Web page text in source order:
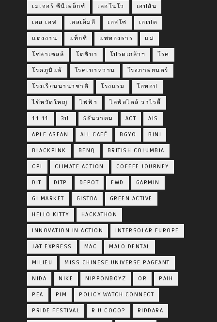
เมเจอร์ ซีนีเพล็กซ์ เลอโนโว เอปสัน
เอส เอฟ เอสเอ็มอี เอสโซ่ เอเปค
แต่งงาน แท็กซี่ แพทองธาร แม่
โซล่าเซลล์ โตชิบา โปรดเกล้าฯ โรค
โรคภูมิแพ้ โรคเบาหวาน โรงภาพยนตร์
โรงเรียนนานาชาติ โรงแรม โอทอป
ไข้หวัดใหญ่ ไฟฟ้า ไลฟ์สไตล์ วาไรตี้
11.11 3ป. 5ธันวาคม ACT AIS
APLF ASEAN ALL CAFÉ BGYO BINI
BLACKPINK BENQ BRITISH COLUMBIA
CPI CLIMATE ACTION COFFEE JOURNEY
DIT DITP DEPOT FWD GARMIN
GI MARKET GISTDA GREEN ACTIVE
HELLO KITTY HACKATHON
INNOVATION IN ACTION INTERSOLAR EUROPE
J&T EXPRESS MAC MALO DENTAL
MILIEU MISS CHINESE UNIVERSE PAGEANT
NIDA NIKE NIPPONBOYZ OR PAIH
PEA PIM POLICY WATCH CONNECT
PRIDE FESTIVAL R U COCO? RIDDARA